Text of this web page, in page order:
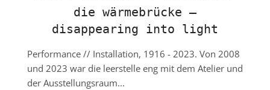
die wärmebrücke –
disappearing into light
Performance // Installation, 1916 - 2023. Von 2008
und 2023 war die leerstelle eng mit dem Atelier und
der Ausstellungsraum...